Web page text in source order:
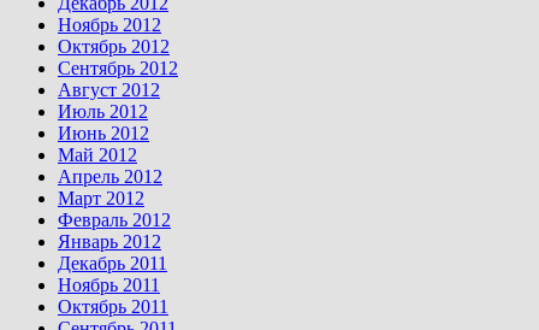
Ноябрь 2012
Октябрь 2012
Сентябрь 2012
Август 2012
Июль 2012
Июнь 2012
Май 2012
Апрель 2012
Март 2012
Февраль 2012
Январь 2012
Декабрь 2011
Ноябрь 2011
Октябрь 2011